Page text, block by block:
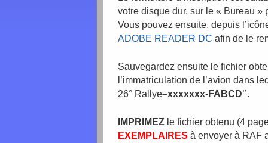
votre disque dur, sur le « Bureau »
Vous pouvez ensuite, depuis
ADOBE READER DC afin de le
Sauvegardez ensuite le fichier
l’immatriculation de l’avion dans
26° Rallye–xxxxxxx-FABCD’’.
IMPRIMEZ le fichier obtenu (4
EXEMPLAIRES à envoyer à RAF